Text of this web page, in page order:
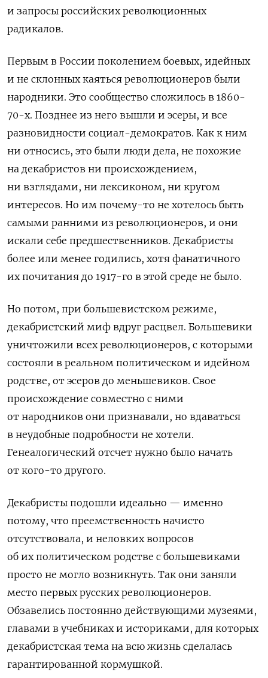
и запросы российских революционных
радикалов.
Первым в России поколением боевых, идейных
и не склонных каяться революционеров были
народники. Это сообщество сложилось в 1860-
70-х. Позднее из него вышли и эсеры, и все
разновидности социал-демократов. Как к ним
ни относись, это были люди дела, не похожие
на декабристов ни происхождением,
ни взглядами, ни лексиконом, ни кругом
интересов. Но им почему-то не хотелось быть
самыми ранними из революционеров, и они
искали себе предшественников. Декабристы
более или менее годились, хотя фанатичного
их почитания до 1917-го в этой среде не было.
Но потом, при большевистском режиме,
декабристский миф вдруг расцвел. Большевики
уничтожили всех революционеров, с которыми
состояли в реальном политическом и идейном
родстве, от эсеров до меньшевиков. Свое
происхождение совместно с ними
от народников они признавали, но вдаваться
в неудобные подробности не хотели.
Генеалогический отсчет нужно было начать
от кого-то другого.
Декабристы подошли идеально — именно
потому, что преемственность начисто
отсутствовала, и неловких вопросов
об их политическом родстве с большевиками
просто не могло возникнуть. Так они заняли
место первых русских революционеров.
Обзавелись постоянно действующими музеями,
главами в учебниках и историками, для которых
декабристская тема на всю жизнь сделалась
гарантированной кормушкой.